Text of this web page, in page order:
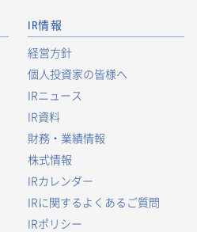
IR情報
経営方針
個人投資家の皆様へ
IRニュース
IR資料
財務・業績情報
株式情報
IRカレンダー
IRに関するよくあるご質問
IRポリシー